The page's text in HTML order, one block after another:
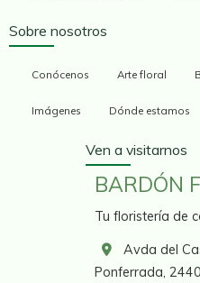
Sobre nosotros
Conócenos Arte floral
Imágenes Dónde estamos
Ven a visitarnos
BARDÓN
Tu floristería de
Avda del
Ponferrada,